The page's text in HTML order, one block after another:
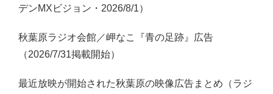
デンMXビジョン・2026/8/1）
秋葉原ラジオ会館／岬なこ『青の足跡』広告
（2026/7/31掲載開始）
最近放映が開始された秋葉原の映像広告まとめ（ラジ